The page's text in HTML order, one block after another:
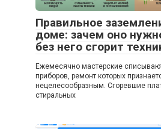
Правильное
доме: зачем оно
без него сгорит
Ежемесячно мастерские
приборов, ремонт которых
нецелесообразным. Сгоревшие
стиральных